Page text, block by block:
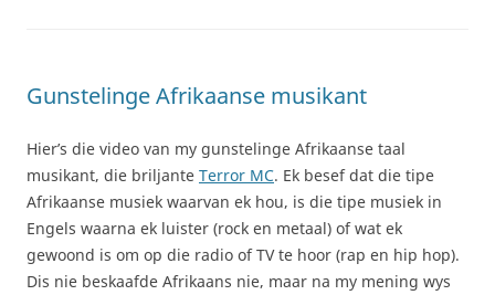
Gunstelinge Afrikaanse musikant
Hier’s die video van my gunstelinge Afrikaanse taal
musikant, die briljante Terror MC. Ek besef dat die tipe
Afrikaanse musiek waarvan ek hou, is die tipe musiek in
Engels waarna ek luister (rock en metaal) of wat ek
gewoond is om op die radio of TV te hoor (rap en hip hop).
Dis nie beskaafde Afrikaans nie, maar na my mening wys